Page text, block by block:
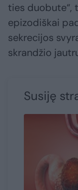
ties duobute“,
epizodiškai
sekrecijos
skrandžio
Susiję